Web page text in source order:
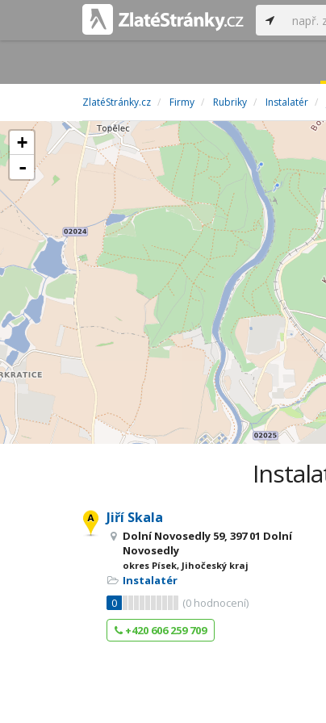
ZlatéStránky.cz Firmy Rubriky Instalatér
+
-
Jiří Skala
Dolní Novosedly 59, 397 01 Dolní
Novosedly
okres Písek, Jihočeský kraj
Instalatér
0
(0 hodnocení)
+420 606 259 709